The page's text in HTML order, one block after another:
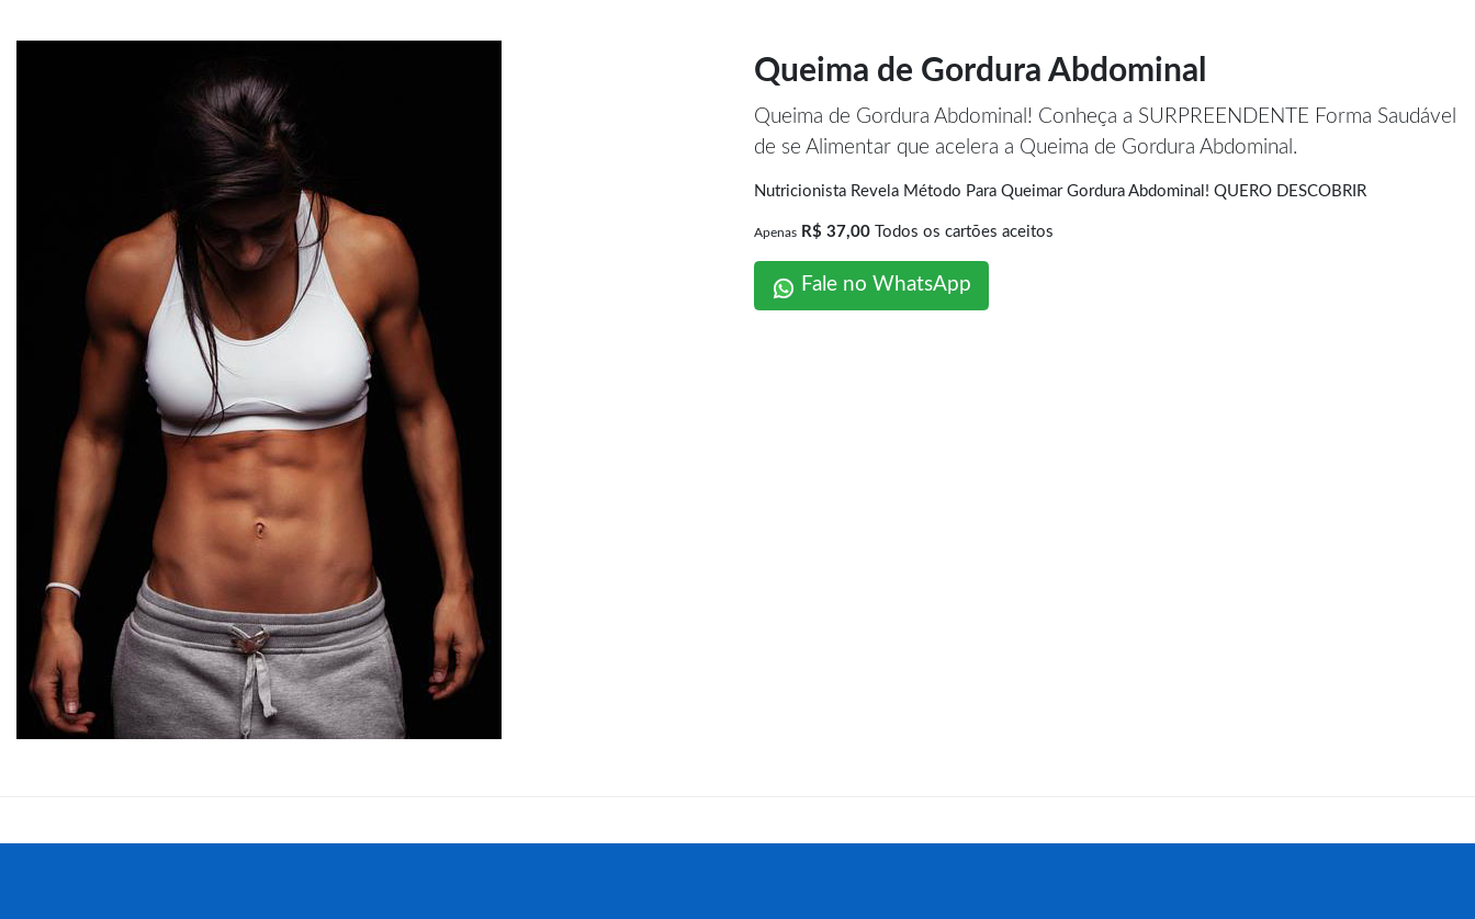
Queima de Gordura Abdominal
Queima de Gordura Abdominal! Conheça a SURPREENDENTE Forma Saudável
de se Alimentar que acelera a Queima de Gordura Abdominal.
Nutricionista Revela Método Para Queimar Gordura Abdominal! QUERO DESCOBRIR
Apenas R$ 37,00 Todos os cartões aceitos
Fale no WhatsApp